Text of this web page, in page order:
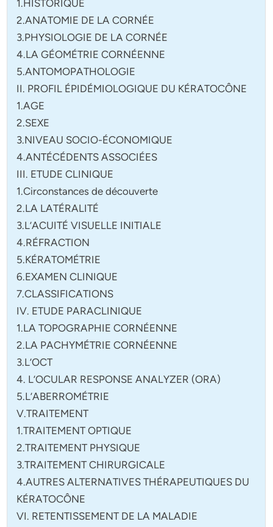
1.HISTORIQUE
2.ANATOMIE DE LA CORNÉE
3.PHYSIOLOGIE DE LA CORNÉE
4.LA GÉOMÉTRIE CORNÉENNE
5.ANTOMOPATHOLOGIE
II. PROFIL ÉPIDÉMIOLOGIQUE DU KÉRATOCÔNE
1.AGE
2.SEXE
3.NIVEAU SOCIO-ÉCONOMIQUE
4.ANTÉCÉDENTS ASSOCIÉES
III. ETUDE CLINIQUE
1.Circonstances de découverte
2.LA LATÉRALITÉ
3.L’ACUITÉ VISUELLE INITIALE
4.RÉFRACTION
5.KÉRATOMÉTRIE
6.EXAMEN CLINIQUE
7.CLASSIFICATIONS
IV. ETUDE PARACLINIQUE
1.LA TOPOGRAPHIE CORNÉENNE
2.LA PACHYMÉTRIE CORNÉENNE
3.L’OCT
4. L’OCULAR RESPONSE ANALYZER (ORA)
5.L’ABERROMÉTRIE
V.TRAITEMENT
1.TRAITEMENT OPTIQUE
2.TRAITEMENT PHYSIQUE
3.TRAITEMENT CHIRURGICALE
4.AUTRES ALTERNATIVES THÉRAPEUTIQUES DU
KÉRATOCÔNE
VI. RETENTISSEMENT DE LA MALADIE